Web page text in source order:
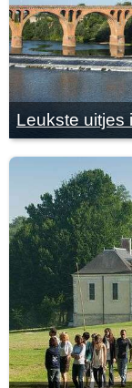
Leukste uitjes